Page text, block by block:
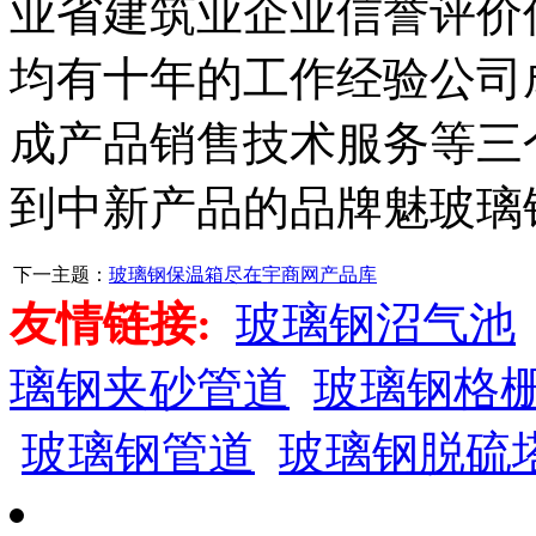
业省建筑业企业信誉评
均有十年的工作经验公
成产品销售技术服务等
到中新产品的品牌魅玻
下一主题： 玻璃钢保温箱尽在宇商网产品库
友情链接: 玻璃钢沼气池
璃钢夹砂管道 玻璃钢格
玻璃钢管道 玻璃钢脱硫